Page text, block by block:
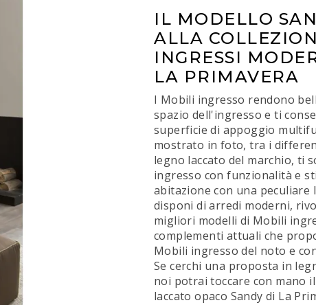
IL MODELLO
ALLA
INGRESSI
LA PRIMAVERA
I Mobili ingresso rendono
spazio dell'ingresso e ti
superficie di appoggio
mostrato in foto, tra i
legno laccato del marchio, ti
ingresso con funzionalità e
abitazione con una peculiare
disponi di arredi moderni,
migliori modelli di Mobili
complementi attuali che
Mobili ingresso del noto e
Se cerchi una proposta in
noi potrai toccare con mano
laccato opaco Sandy di La